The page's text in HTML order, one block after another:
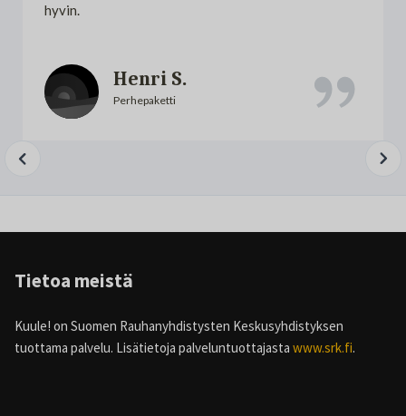
hyvin.
Henri S.
Perhepaketti
Slide 2 of 3.
Tietoa meistä
Kuule! on Suomen Rauhanyhdistysten Keskusyhdistyksen
tuottama palvelu. Lisätietoja palveluntuottajasta www.srk.fi.